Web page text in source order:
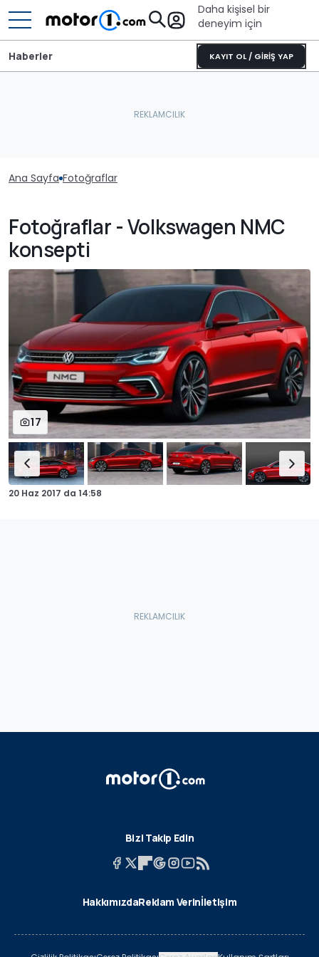
Daha kişisel bir
deneyim için
KAYIT OL / GİRİŞ YAP
Haberler
Ana Sayfa Fotoğraflar
Fotoğraflar - Volkswagen NMC
konsepti
17
20 Haz 2017 da 14:58
Bizi Takip Edin
HakkımızdaReklam Verinİletişim